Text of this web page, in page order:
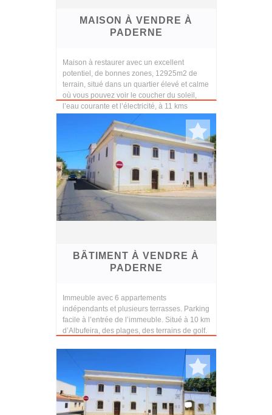
MAISON À VENDRE À
PADERNE
Maison à restaurer avec un excellent
potentiel, de bonnes zones, 12925m2 de
terrain, situé dans un quartier élevé et calme
où vous pouvez voir le coucher du soleil,
l’eau courante et l’électricité, à 11 kms
BÂTIMENT À VENDRE À
PADERNE
Immeuble avec 6 appartements
indépendants et plusieurs terrasses. Parking
facile à l’entrée de l’immeuble. Situé à 10 km
d’Albufeira, des plages, des terrains de golf.